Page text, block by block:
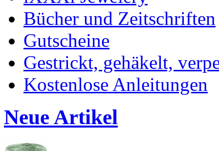
Bücher und Zeitschriften
Gutscheine
Gestrickt, gehäkelt,
Kostenlose Anleitungen
Neue Artikel